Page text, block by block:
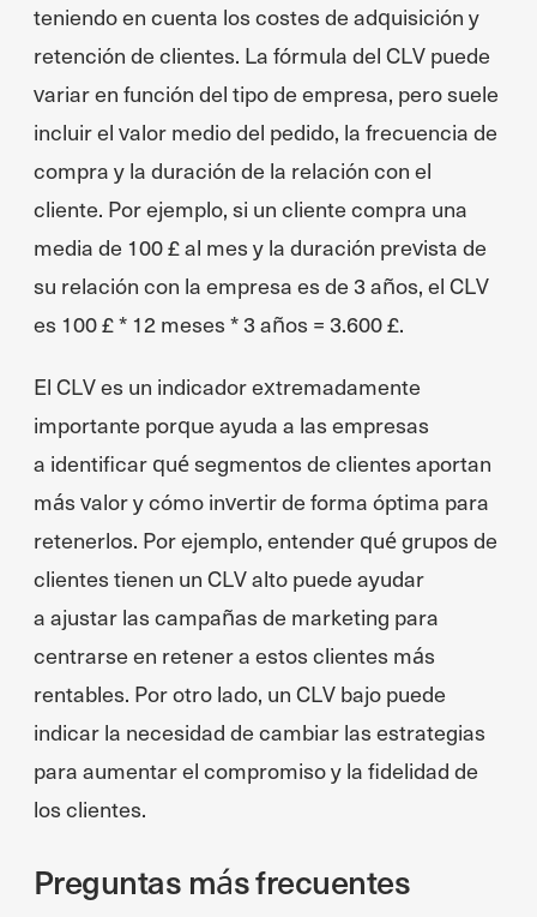
teniendo en cuenta los costes de adquisición y
retención de clientes. La fórmula del CLV puede
variar en función del tipo de empresa, pero suele
incluir el valor medio del pedido, la frecuencia de
compra y la duración de la relación con el
cliente. Por ejemplo, si un cliente compra una
media de 100 £ al mes y la duración prevista de
su relación con la empresa es de 3 años, el CLV
es 100 £ * 12 meses * 3 años = 3.600 £.
El CLV es un indicador extremadamente
importante porque ayuda a las empresas
a identificar qué segmentos de clientes aportan
más valor y cómo invertir de forma óptima para
retenerlos. Por ejemplo, entender qué grupos de
clientes tienen un CLV alto puede ayudar
a ajustar las campañas de marketing para
centrarse en retener a estos clientes más
rentables. Por otro lado, un CLV bajo puede
indicar la necesidad de cambiar las estrategias
para aumentar el compromiso y la fidelidad de
los clientes.
Preguntas más frecuentes